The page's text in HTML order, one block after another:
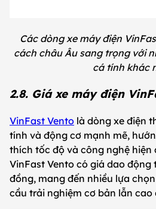
Các dòng xe máy điện
cách châu Âu sang trọng với
cá tính khác
2.8. Giá xe máy điện
VinFast Vento là dòng xe điện
tính và động cơ mạnh mẽ,
thích tốc độ và công nghệ hiện
VinFast Vento có giá dao động
đồng, mang đến nhiều lựa
cầu trải nghiệm cơ bản lẫn cao